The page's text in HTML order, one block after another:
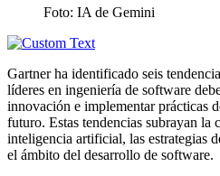
Foto: IA de Gemini
Gartner ha identificado seis
líderes en ingeniería de software
innovación e implementar prácticas
futuro. Estas tendencias subrayan la
inteligencia artificial, las estrategias
el ámbito del desarrollo de software.